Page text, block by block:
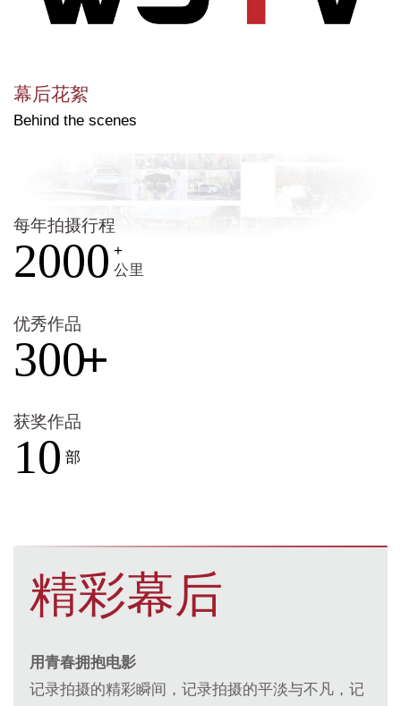
幕后花絮
Behind the scenes
每年拍摄行程
2000 +
公里
优秀作品
300+
获奖作品
10 部
精彩幕后
用青春拥抱电影
记录拍摄的精彩瞬间，记录拍摄的平淡与不凡，记